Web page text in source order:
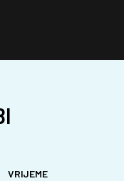
VRIJEME